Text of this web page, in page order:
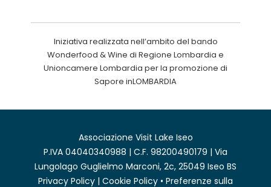
Iniziativa realizzata nell’ambito del bando
Wonderfood & Wine di Regione Lombardia e
Unioncamere Lombardia per la promozione di
Sapore inLOMBARDIA
Associazione Visit Lake Iseo
P.IVA 04040340988 | C.F. 98200490179 | Via
Lungolago Guglielmo Marconi, 2c, 25049 Iseo BS
Privacy Policy | Cookie Policy • Preferenze sulla